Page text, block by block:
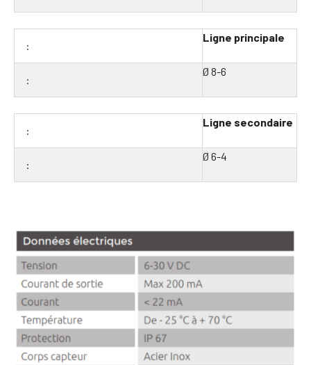
Ligne principale
Ø 8-6
Ligne secondaire
Ø 6-4